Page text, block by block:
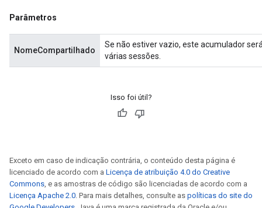
Parâmetros
NomeCompartilhado
Se não estiver vazio, este acumulador
várias sessões.
Isso foi útil?
Exceto em caso de indicação contrária, o conteúdo desta página é
licenciado de acordo com a Licença de atribuição 4.0 do Creative
Commons, e as amostras de código são licenciadas de acordo com a
Licença Apache 2.0. Para mais detalhes, consulte as políticas do site do